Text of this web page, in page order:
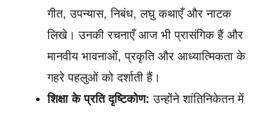
गीत, उपन्यास, निबंध, लघु कथाएँ और नाटक
लिखे। उनकी रचनाएँ आज भी प्रासंगिक हैं और
मानवीय भावनाओं, प्रकृति और आध्यात्मिकता के
गहरे पहलुओं को दर्शाती हैं।
शिक्षा के प्रति दृष्टिकोण: उन्होंने शांतिनिकेतन में